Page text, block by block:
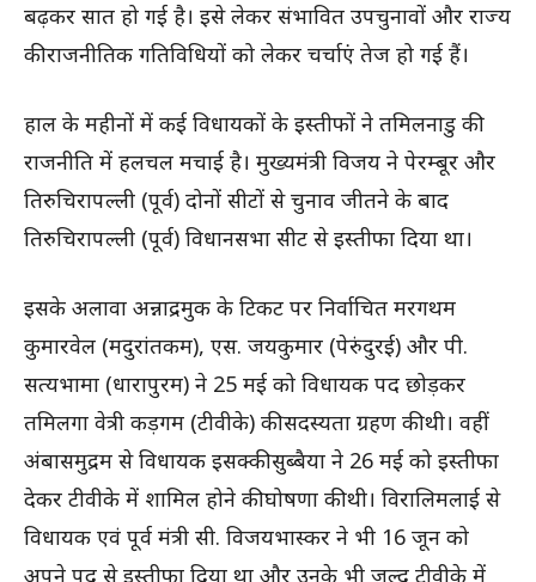
बढ़कर सात हो गई है। इसे लेकर संभावित उपचुनावों और राज्य
की राजनीतिक गतिविधियों को लेकर चर्चाएं तेज हो गई हैं।
हाल के महीनों में कई विधायकों के इस्तीफों ने तमिलनाडु की
राजनीति में हलचल मचाई है। मुख्यमंत्री विजय ने पेरम्बूर और
तिरुचिरापल्ली (पूर्व) दोनों सीटों से चुनाव जीतने के बाद
तिरुचिरापल्ली (पूर्व) विधानसभा सीट से इस्तीफा दिया था।
इसके अलावा अन्नाद्रमुक के टिकट पर निर्वाचित मरगथम
कुमारवेल (मदुरांतकम), एस. जयकुमार (पेरुंदुरई) और पी.
सत्यभामा (धारापुरम) ने 25 मई को विधायक पद छोड़कर
तमिलगा वेत्री कड़गम (टीवीके) की सदस्यता ग्रहण की थी। वहीं
अंबासमुद्रम से विधायक इसक्की सुब्बैया ने 26 मई को इस्तीफा
देकर टीवीके में शामिल होने की घोषणा की थी। विरालिमलाई से
विधायक एवं पूर्व मंत्री सी. विजयभास्कर ने भी 16 जून को
अपने पद से इस्तीफा दिया था और उनके भी जल्द टीवीके में